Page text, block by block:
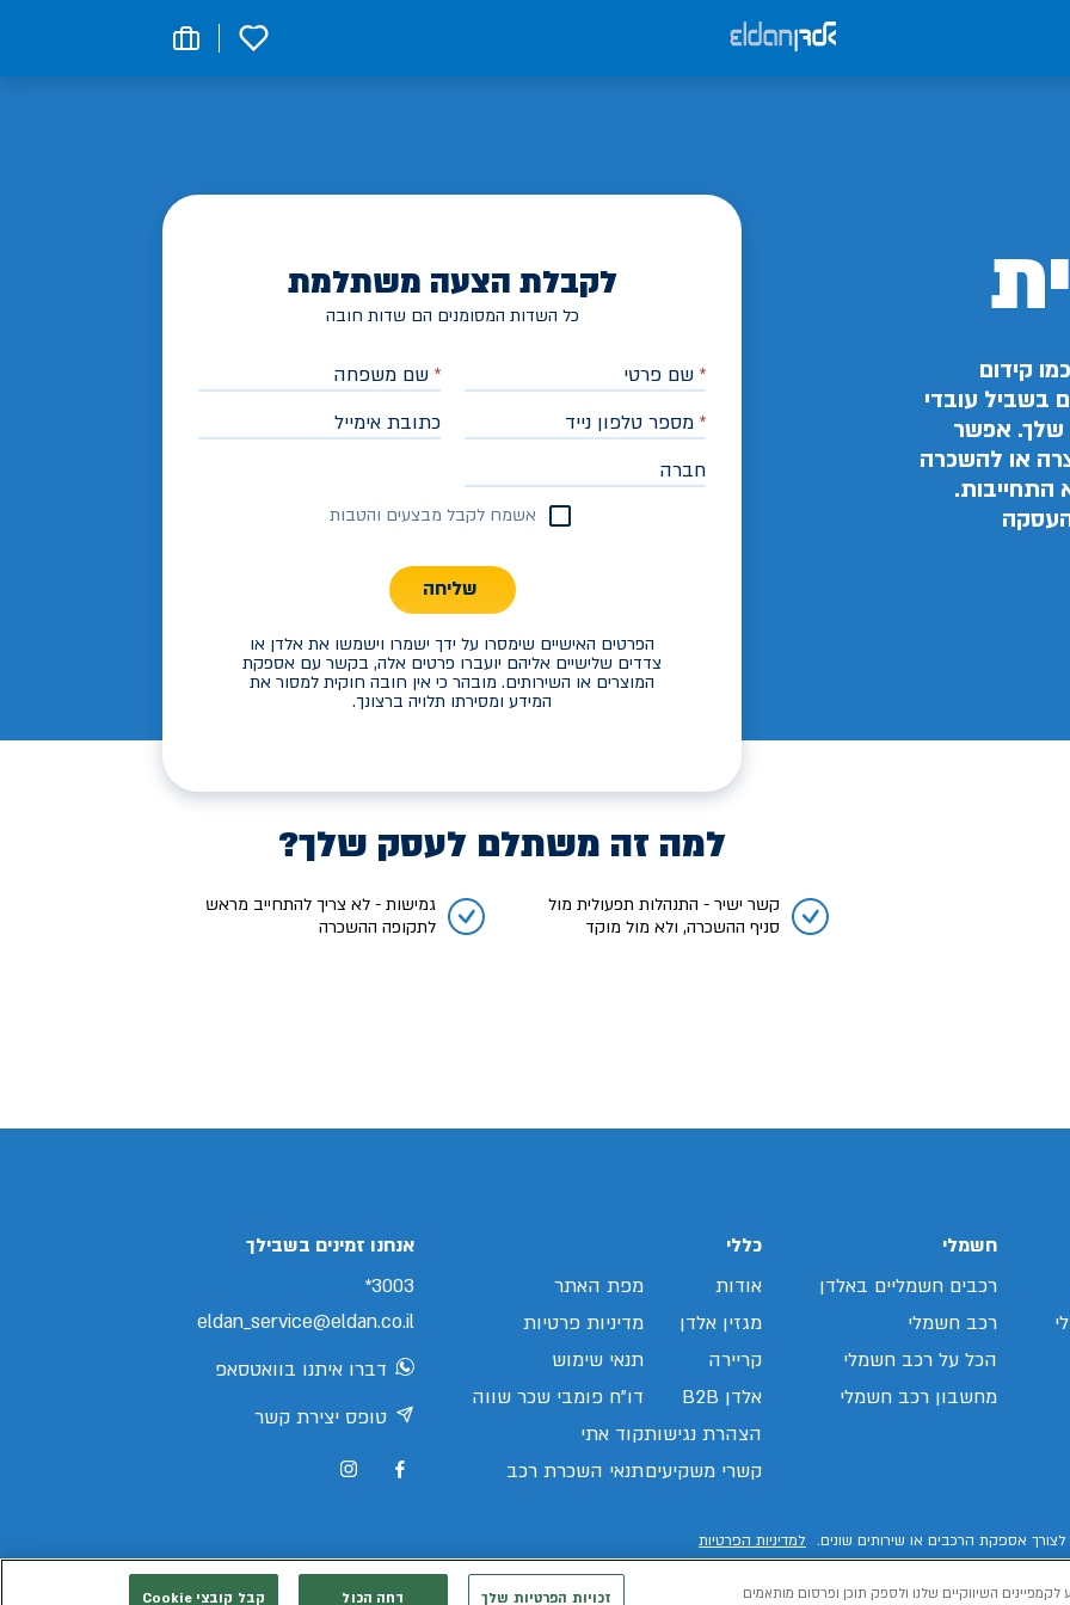
0
קידום
בשביל עובדי
שלך. אפשר
או להשכרה
התחייבות.
לקבלת הצעה משתלמת
כל השדות המסומנים הם שדות חובה
שם פרטי * שם משפחה *
מספר טלפון נייד *
כתובת אימייל
חברה
אשמח לקבל מבצעים והטבות
שליחה
הפרטים האישיים שימסרו על ידך ישמרו וישמשו את אלדן או
צדדים שלישיים אליהם יועברו פרטים אלה, בקשר עם אספקת
המוצרים או השירותים. מובהר כי אין חובה חוקית למסור את
המידע ומסירתו תלויה ברצונך.
למה זה משתלם לעסק שלך?
קשר ישיר - התנהלות תפעולית מול
סניף ההשכרה, ולא מול מוקד
גמישות - לא צריך להתחייב מראש
לתקופה ההשכרה
חשמלי
רכבים חשמליים באלדן
רכב חשמלי
הכל על רכב חשמלי
מחשבון רכב חשמלי
כללי
אודות
מגזין אלדן
קריירה
אלדן B2B
הצהרת נגישות
קשרי משקיעים
מפת האתר
מדיניות פרטיות
תנאי שימוש
דו"ח פומבי שכר שווה
קוד אתי
תנאי השכרת רכב
אנחנו זמינים בשבילך
3003*
eldan_service@eldan.co.il
דברו איתנו בוואטסאפ
טופס יצירת קשר
אספקת הרכבים או שירותים שונים. למדיניות הפרטיות
השיווקיים שלנו ולספק תוכן ופרסום מותאמים זכויות הפרטיות שלך דחה הכול קבל קובצי Cookie